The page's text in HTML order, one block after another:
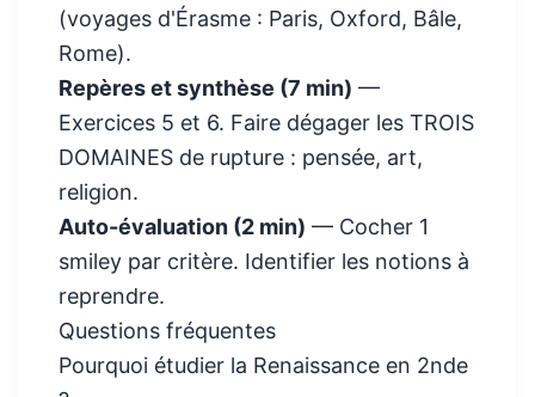
(voyages d'Érasme : Paris, Oxford, Bâle,
Rome).
Repères et synthèse (7 min) —
Exercices 5 et 6. Faire dégager les TROIS
DOMAINES de rupture : pensée, art,
religion.
Auto-évaluation (2 min) — Cocher 1
smiley par critère. Identifier les notions à
reprendre.
Questions fréquentes
Pourquoi étudier la Renaissance en 2nde